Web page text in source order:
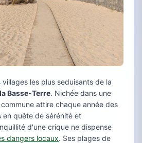
villages les plus seduisants de la
Basse-Terre. Nichée dans une
attire chaque année des
en quête de sérénité et
d'une crique ne dispense
dangers locaux. Ses plages de